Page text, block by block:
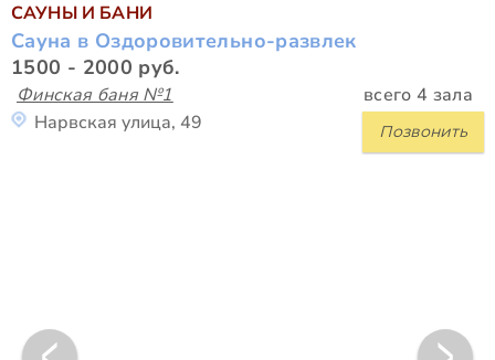
САУНЫ И БАНИ
Сауна в Оздоровительно-развлек
1500 - 2000 руб.
Финская баня №1 всего 4 зала
Позвонить
Нарвская улица, 49